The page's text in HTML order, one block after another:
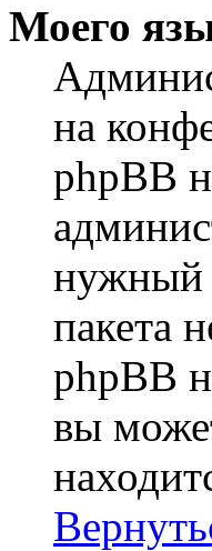
Моего
на
phpBB
нужный
пакета
phpBB
вы